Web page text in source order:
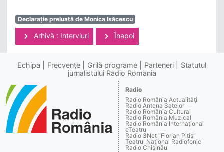
Declarație preluată de Monica Isăcescu
Arhivă : Interviuri Înapoi
Echipa Frecvenţe Grilă programe Parteneri
Statutul
jurnalistului Radio Romania
Radio
Radio România Actualităţi
Radio Antena Satelor
Radio România Cultural
Radio România Muzical
Radio România Internaţional
eTeatru
Radio 3Net "Florian Pitiş"
Teatrul Naţional Radiofonic
Radio Chişinău